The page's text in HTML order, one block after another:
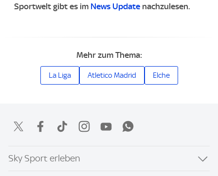
Sportwelt gibt es im News Update nachzulesen.
Mehr zum Thema:
La Liga Atletico Madrid Elche
Sky Sport erleben